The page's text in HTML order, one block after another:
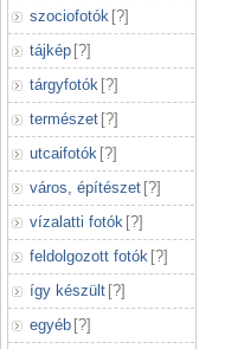
szociofotók [?]
tájkép [?]
tárgyfotók [?]
természet [?]
utcaifotók [?]
város, építészet [?]
vízalatti fotók [?]
feldolgozott fotók [?]
így készült [?]
egyéb [?]